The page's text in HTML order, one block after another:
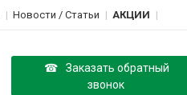
Новости / Cтатьи АКЦИИ
Заказать обратный
звонок